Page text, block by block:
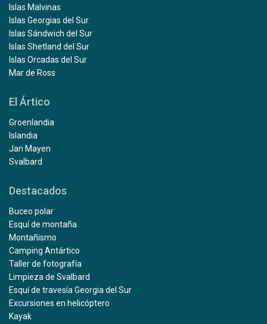
Islas Malvinas
Islas Georgias del Sur
Islas Sándwich del Sur
Islas Shetland del Sur
Islas Orcadas del Sur
Mar de Ross
El Ártico
Groenlandia
Islandia
Jan Mayen
Svalbard
Destacados
Buceo polar
Esquí de montaña
Montañismo
Camping Antártico
Taller de fotografía
Limpieza de Svalbard
Esquí de travesía Georgia del Sur
Excursiones en helicóptero
Kayak